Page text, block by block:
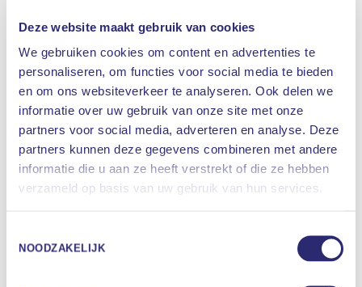
Deze website maakt gebruik van cookies
We gebruiken cookies om content en advertenties te
personaliseren, om functies voor social media te bieden
en om ons websiteverkeer te analyseren. Ook delen we
informatie over uw gebruik van onze site met onze
partners voor social media, adverteren en analyse. Deze
partners kunnen deze gegevens combineren met andere
informatie die u aan ze heeft verstrekt of die ze hebben
verzameld op basis van uw gebruik van hun services.
NOODZAKELIJK
Waar bent u naar op zoek
Gebeurt dit langere tijd, dan kan u ritme gaan
vertragen. Het duwt uw slaapritme naar
achteren. Diandra: ‘En komt er dan een moment
waarop u denkt: vanavond ga ik niks doen, ik doe
de tv uit en leg mijn telefoon weg en ga op tijd
naar bed, dan kunnen de hersenen denken: wacht
even, dit is niet de bedoeling. Ik heb dagen-,
weken- of jarenlang licht gehad op dit tijdstip. Het
is helemaal niet handig om nu in slaap te vallen.’
Zo krijgt u dus moeite met inslapen en doorslapen